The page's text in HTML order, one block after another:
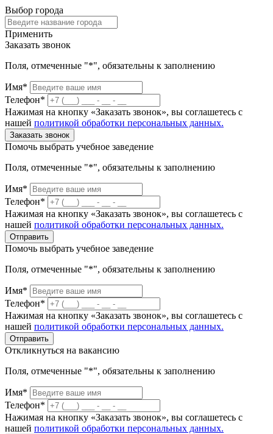
Выбор города
Применить
Заказать звонок
Поля, отмеченные "*", обязательны к заполнению
Имя*
Телефон*
Нажимая на кнопку «Заказать звонок», вы соглашетесь с
нашей политикой обработки персональных данных.
Заказать звонок
Помочь выбрать учебное заведение
Поля, отмеченные "*", обязательны к заполнению
Имя*
Телефон*
Нажимая на кнопку «Заказать звонок», вы соглашетесь с
нашей политикой обработки персональных данных.
Отправить
Помочь выбрать учебное заведение
Поля, отмеченные "*", обязательны к заполнению
Имя*
Телефон*
Нажимая на кнопку «Заказать звонок», вы соглашетесь с
нашей политикой обработки персональных данных.
Отправить
Откликнуться на вакансию
Поля, отмеченные "*", обязательны к заполнению
Имя*
Телефон*
Нажимая на кнопку «Заказать звонок», вы соглашетесь с
нашей политикой обработки персональных данных.